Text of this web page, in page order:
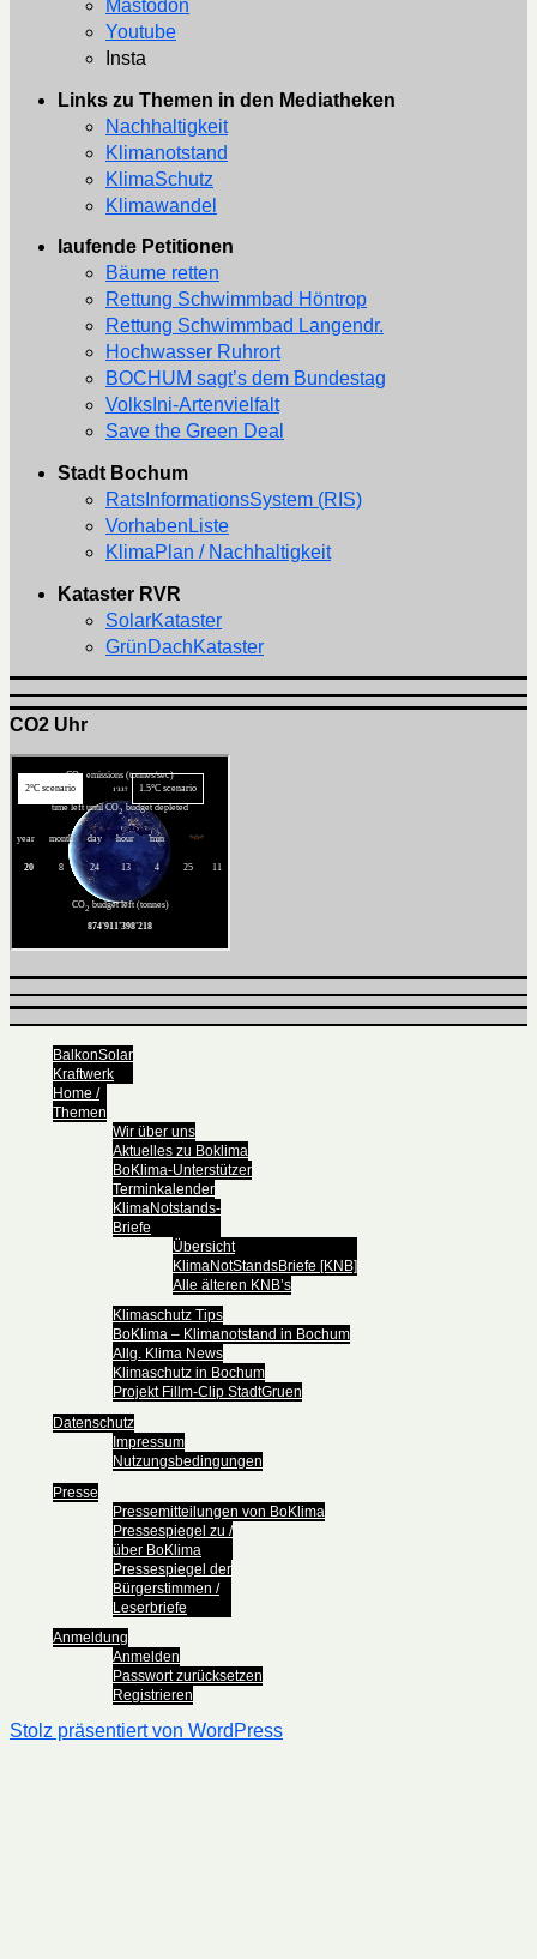
Mastodon
Youtube
Insta
Links zu Themen in den Mediatheken
Nachhaltigkeit
Klimanotstand
KlimaSchutz
Klimawandel
laufende Petitionen
Bäume retten
Rettung Schwimmbad Höntrop
Rettung Schwimmbad Langendr.
Hochwasser Ruhrort
BOCHUM sagt’s dem Bundestag
VolksIni-Artenvielfalt
Save the Green Deal
Stadt Bochum
RatsInformationsSystem (RIS)
VorhabenListe
KlimaPlan / Nachhaltigkeit
Kataster RVR
SolarKataster
GrünDachKataster
CO2 Uhr
BalkonSolar
Kraftwerk
Home /
Themen
Wir über uns
Aktuelles zu Boklima
BoKlima-Unterstützer
Terminkalender
KlimaNotstands-
Briefe
Übersicht
KlimaNotStandsBriefe [KNB]
Alle älteren KNB’s
Klimaschutz Tips
BoKlima – Klimanotstand in Bochum
Allg. Klima News
Klimaschutz in Bochum
Projekt Fillm-Clip StadtGruen
Datenschutz
Impressum
Nutzungsbedingungen
Presse
Pressemitteilungen von BoKlima
Pressespiegel zu /
über BoKlima
Pressespiegel der
Bürgerstimmen /
Leserbriefe
Anmeldung
Anmelden
Passwort zurücksetzen
Registrieren
Stolz präsentiert von WordPress